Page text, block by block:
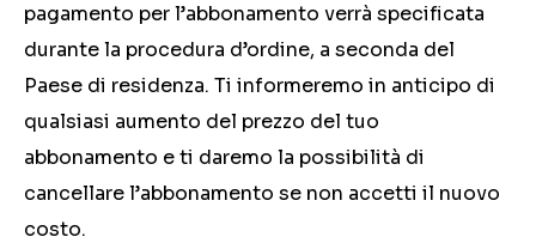
pagamento per l’abbonamento verrà specificata
durante la procedura d’ordine, a seconda del
Paese di residenza. Ti informeremo in anticipo di
qualsiasi aumento del prezzo del tuo
abbonamento e ti daremo la possibilità di
cancellare l’abbonamento se non accetti il nuovo
costo.